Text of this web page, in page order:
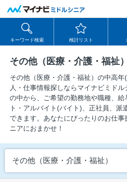
キーワード検索 検討リスト
その他（医療・介護・福祉
その他（医療・介護・福祉）の中⾼
⼈・仕事情報探しならマイナビミド
の中から、ご希望の勤務地や職種、
ト・アルバイト(バイト)、正社員、派
できます。あなたにぴったりのお仕
ニアにおまかせ！
その他（医療・介護・福祉）